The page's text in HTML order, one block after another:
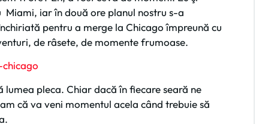
iar în două ore planul nostru s-a
pentru a merge la Chicago împreună cu
de râsete, de momente frumoase.
pleca. Chiar dacă în fiecare seară ne
că va veni momentul acela când trebuie să